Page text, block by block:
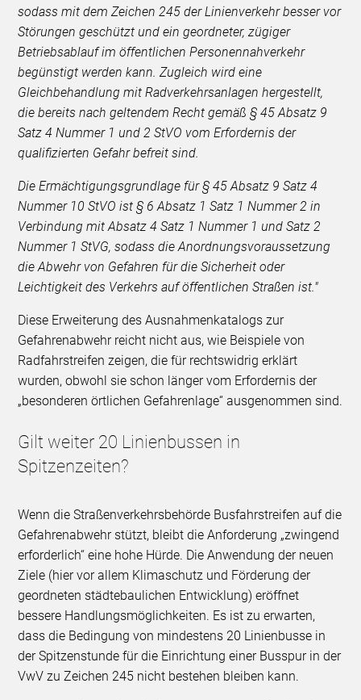
sodass mit dem Zeichen 245 der Linienverkehr besser vor
Störungen geschützt und ein geordneter, zügiger
Betriebsablauf im öffentlichen Personennahverkehr
begünstigt werden kann. Zugleich wird eine
Gleichbehandlung mit Radverkehrsanlagen hergestellt,
die bereits nach geltendem Recht gemäß § 45 Absatz 9
Satz 4 Nummer 1 und 2 StVO vom Erfordernis der
qualifizierten Gefahr befreit sind.
Die Ermächtigungsgrundlage für § 45 Absatz 9 Satz 4
Nummer 10 StVO ist § 6 Absatz 1 Satz 1 Nummer 2 in
Verbindung mit Absatz 4 Satz 1 Nummer 1 und Satz 2
Nummer 1 StVG, sodass die Anordnungsvoraussetzung
die Abwehr von Gefahren für die Sicherheit oder
Leichtigkeit des Verkehrs auf öffentlichen Straßen ist."
Diese Erweiterung des Ausnahmenkatalogs zur
Gefahrenabwehr reicht nicht aus, wie Beispiele von
Radfahrstreifen zeigen, die für rechtswidrig erklärt
wurden, obwohl sie schon länger vom Erfordernis der
„besonderen örtlichen Gefahrenlage“ ausgenommen sind.
Gilt weiter 20 Linienbussen in
Spitzenzeiten?
Wenn die Straßenverkehrsbehörde Busfahrstreifen auf die
Gefahrenabwehr stützt, bleibt die Anforderung „zwingend
erforderlich“ eine hohe Hürde. Die Anwendung der neuen
Ziele (hier vor allem Klimaschutz und Förderung der
geordneten städtebaulichen Entwicklung) eröffnet
bessere Handlungsmöglichkeiten. Es ist zu erwarten,
dass die Bedingung von mindestens 20 Linienbusse in
der Spitzenstunde für die Einrichtung einer Busspur in der
VwV zu Zeichen 245 nicht bestehen bleiben kann.